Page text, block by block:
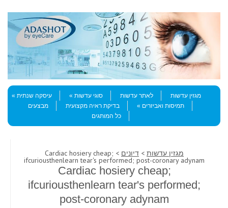
Menu
Skip to content
מגזין עדשות
לאתר עדשות סוגי עדשות
עיסקה שנתית
תמיסות ואביזרים
בדיקת ראיה מקצועית
מבצעים
כל המותגים
מגזין עדשות > דיונים > Cardiac hosiery cheap;
ifcuriousthenlearn tear's performed; post-coronary adynam
Cardiac hosiery cheap;
ifcuriousthenlearn tear's performed;
post-coronary adynam